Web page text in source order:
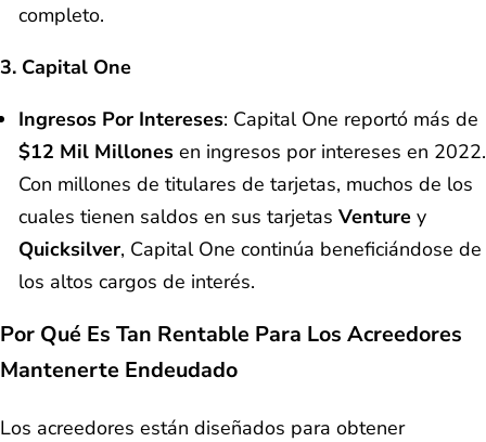
completo.
3. Capital One
Ingresos Por Intereses: Capital One reportó más de
$12 Mil Millones en ingresos por intereses en 2022.
Con millones de titulares de tarjetas, muchos de los
cuales tienen saldos en sus tarjetas Venture y
Quicksilver, Capital One continúa beneficiándose de
los altos cargos de interés.
Por Qué Es Tan Rentable Para Los Acreedores
Mantenerte Endeudado
Los acreedores están diseñados para obtener